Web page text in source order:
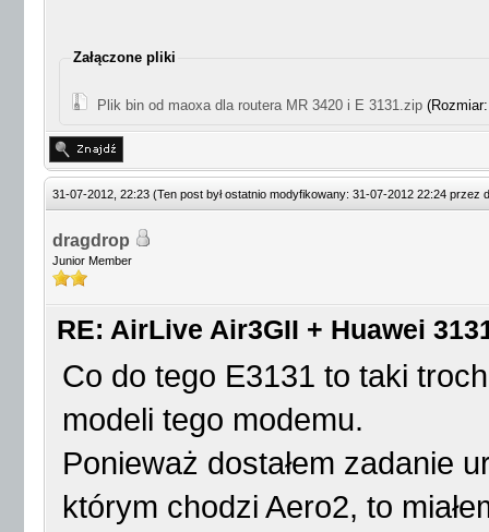
Załączone pliki
Plik bin od maoxa dla routera MR 3420 i E 3131.zip(Rozmiar:
31-07-2012, 22:23 (Ten post był ostatnio modyfikowany: 31-07-2012 22:24 przez
dragdrop
Junior Member
RE: AirLive Air3GII + Huawei
Co do tego E3131 to taki
modeli tego modemu.
Ponieważ dostałem zadanie
którym chodzi Aero2, to